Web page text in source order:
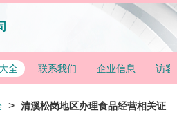
全 联系我们 企业信息 访客
> 清溪松岗地区办理食品经营相关证